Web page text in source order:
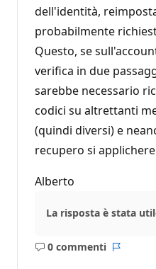
dell'identità,
probabilmente
Questo, se
verifica in due
sarebbe necessario
codici su altrettanti
(quindi diversi) e
recupero si
Alberto
La risposta è stata
0 commenti
Nessun